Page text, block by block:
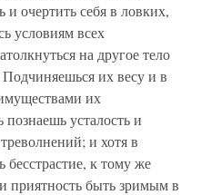
очертить себя в ловких,
условиям всех
на другое тело
их весу и в
их
усталость и
и хотя в
бесстрастие, к тому же
приятность быть зримым в